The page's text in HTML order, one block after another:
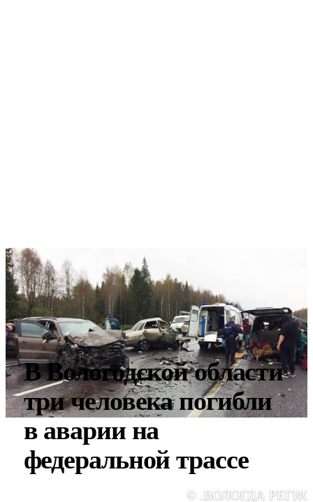
В Вологодской области
три человека погибли
в аварии на
федеральной трассе
© .ВОЛОГДА